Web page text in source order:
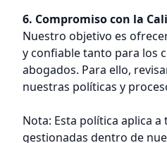
6. Compromiso con la
Nuestro objetivo es
y confiable tanto para los
abogados. Para ello,
nuestras políticas y
Nota: Esta política aplica
gestionadas dentro de